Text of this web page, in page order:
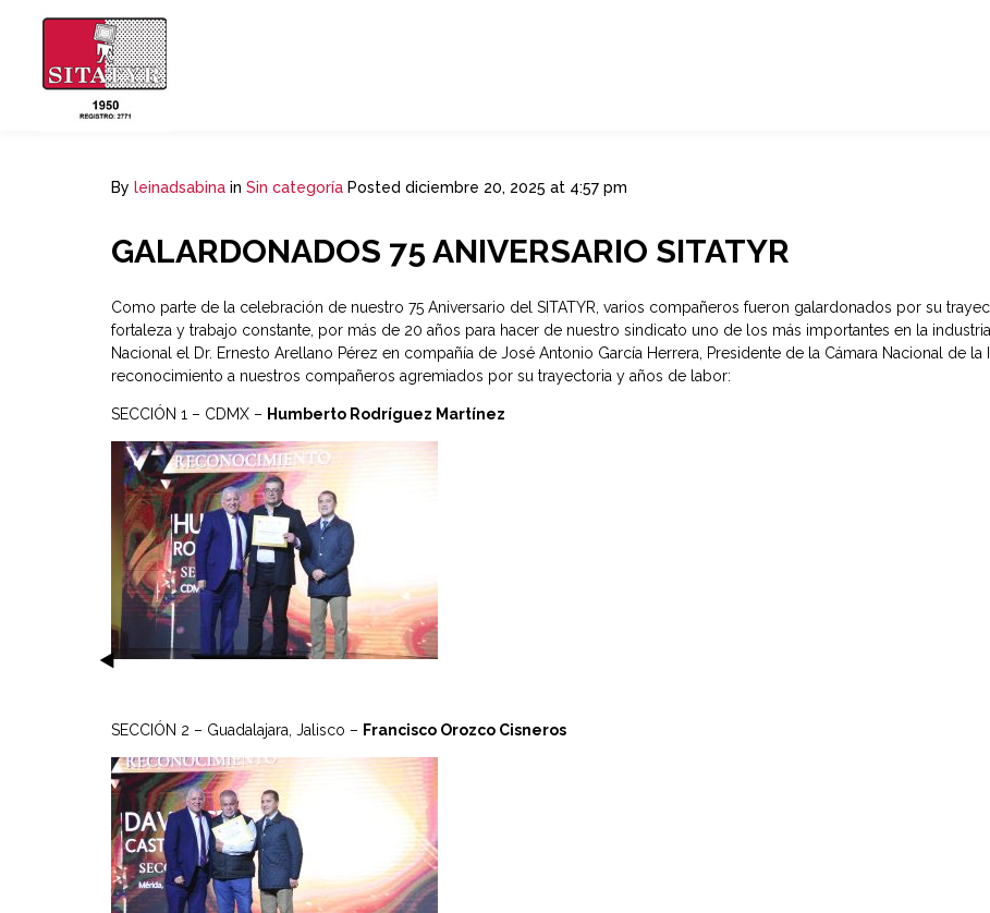
By leinadsabina in Sin categoría Posted diciembre 20, 2025 at 4:57 pm
GALARDONADOS 75 ANIVERSARIO SITATYR
Como parte de la celebración de nuestro 75 Aniversario del SITATYR, varios compañeros fueron galardonados por su
fortaleza y trabajo constante, por más de 20 años para hacer de nuestro sindicato uno de los más importantes en la
Nacional el Dr. Ernesto Arellano Pérez en compañía de José Antonio García Herrera, Presidente de la Cámara Nacional de
reconocimiento a nuestros compañeros agremiados por su trayectoria y años de labor:
SECCIÓN 1 – CDMX – Humberto Rodríguez Martínez
SECCIÓN 2 – Guadalajara, Jalisco – Francisco Orozco Cisneros